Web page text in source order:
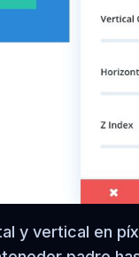
y vertical en